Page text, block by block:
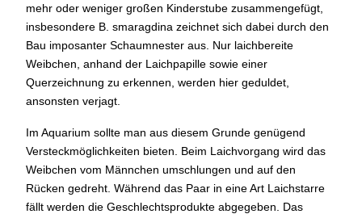
mehr oder weniger großen Kinderstube zusammengefügt,
insbesondere B. smaragdina zeichnet sich dabei durch den
Bau imposanter Schaumnester aus. Nur laichbereite
Weibchen, anhand der Laichpapille sowie einer
Querzeichnung zu erkennen, werden hier geduldet,
ansonsten verjagt.
Im Aquarium sollte man aus diesem Grunde genügend
Versteckmöglichkeiten bieten. Beim Laichvorgang wird das
Weibchen vom Männchen umschlungen und auf den
Rücken gedreht. Während das Paar in eine Art Laichstarre
fällt werden die Geschlechtsprodukte abgegeben. Das